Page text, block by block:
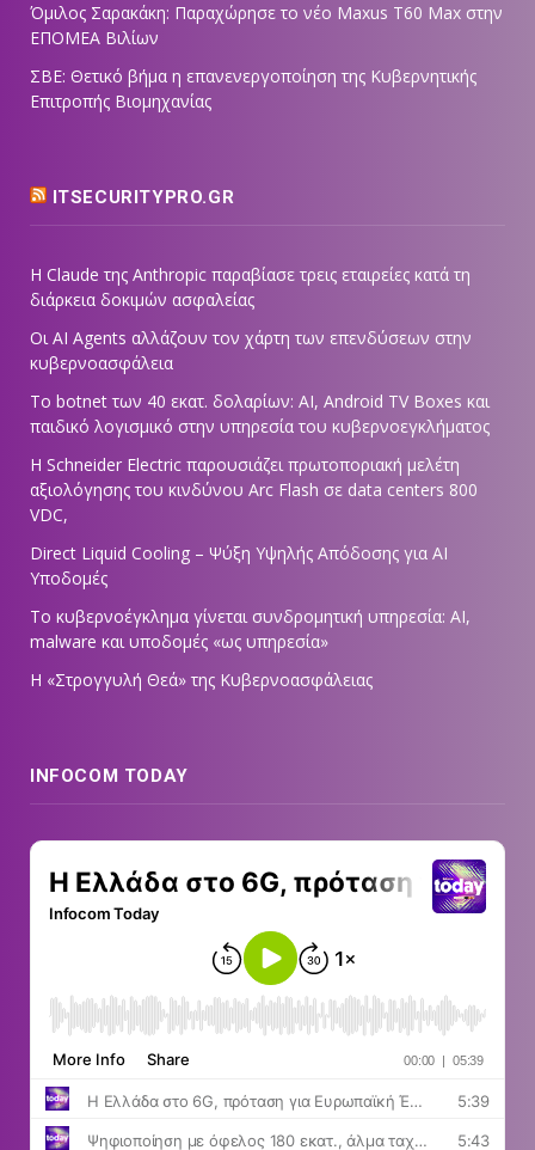
Όμιλος Σαρακάκη: Παραχώρησε το νέο Maxus T60 Max στην
ΕΠΟΜΕΑ Βιλίων
ΣΒΕ: Θετικό βήμα η επανενεργοποίηση της Κυβερνητικής
Επιτροπής Βιομηχανίας
ITSECURITYPRO.GR
Η Claude της Anthropic παραβίασε τρεις εταιρείες κατά τη
διάρκεια δοκιμών ασφαλείας
Οι AI Agents αλλάζουν τον χάρτη των επενδύσεων στην
κυβερνοασφάλεια
Το botnet των 40 εκατ. δολαρίων: AI, Android TV Boxes και
παιδικό λογισμικό στην υπηρεσία του κυβερνοεγκλήματος
Η Schneider Electric παρουσιάζει πρωτοποριακή μελέτη
αξιολόγησης του κινδύνου Arc Flash σε data centers 800
VDC,
Direct Liquid Cooling – Ψύξη Υψηλής Απόδοσης για AI
Υποδομές
Το κυβερνοέγκλημα γίνεται συνδρομητική υπηρεσία: AI,
malware και υποδομές «ως υπηρεσία»
Η «Στρογγυλή Θεά» της Κυβερνοασφάλειας
INFOCOM TODAY